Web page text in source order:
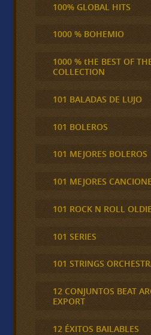
100% GLOBAL HITS
1000 % BOHEMIO
1000 % tHE BEST OF
COLLECTION
101 BALADAS DE LUJO
101 BOLEROS
101 MEJORES BOLEROS
101 MEJORES
101 ROCK N ROLL
101 SERIES
101 STRINGS
12 CONJUNTOS BEAT
EXPORT
12 ÉXITOS BAILABLES